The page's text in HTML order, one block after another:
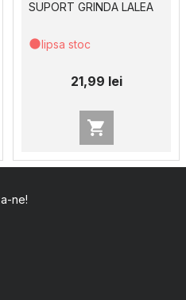
SUPORT GRINDA LALEA
lipsa stoc
21,99 lei
ne!